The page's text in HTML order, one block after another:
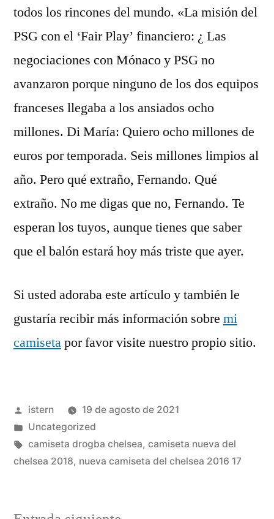
todos los rincones del mundo. «La misión del
PSG con el ‘Fair Play’ financiero: ¿ Las
negociaciones con Mónaco y PSG no
avanzaron porque ninguno de los dos equipos
franceses llegaba a los ansiados ocho
millones. Di María: Quiero ocho millones de
euros por temporada. Seis millones limpios al
año. Pero qué extraño, Fernando. Qué
extraño. No me digas que no, Fernando. Te
esperan los tuyos, aunque tienes que saber
que el balón estará hoy más triste que ayer.
Si usted adoraba este artículo y también le
gustaría recibir más información sobre mi
camisetapor favor visite nuestro propio sitio.
Publicado
por
istern
19 de agosto de 2021
Publicado
en
Uncategorized
Etiquetas:
camiseta drogba chelsea, camiseta nueva del
chelsea 2018, nueva camiseta del chelsea 2016 17